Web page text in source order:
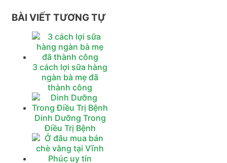
BÀI VIẾT TƯƠNG TỰ
3 cách lợi sữa hàng
ngàn bà mẹ đã
thành công
Dinh Dưỡng Trong
Điều Trị Bệnh